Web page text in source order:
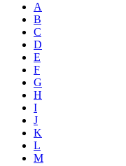
A
B
C
D
E
F
G
H
I
J
K
L
M